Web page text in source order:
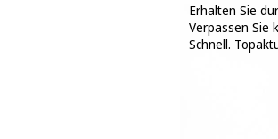
Erhalten Sie
Verpassen Sie
Schnell.